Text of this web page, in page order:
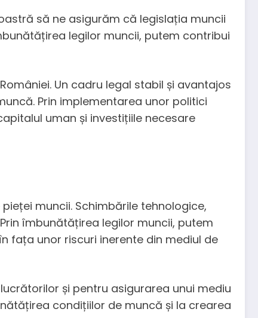
să ne asigurăm că legislația muncii
legilor muncii, putem contribui
Un cadru legal stabil și avantajos
Prin implementarea unor politici
uman și investițiile necesare
muncii. Schimbările tehnologice,
îmbunătățirea legilor muncii, putem
fața unor riscuri inerente din mediul de
și pentru asigurarea unui mediu
condițiilor de muncă și la crearea